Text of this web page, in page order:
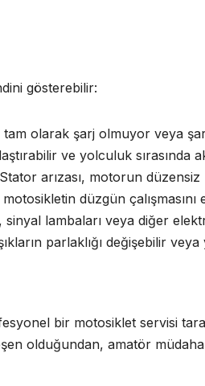
gösterebilir:
olarak şarj olmuyor veya
ve yolculuk sırasında
Stator arızası, motorun düzensiz
düzgün çalışmasını
sinyal lambaları veya diğer
parlaklığı değişebilir
bir motosiklet servisi
olduğundan, amatör